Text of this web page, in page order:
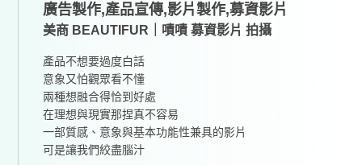
廣告製作,產品宣傳,影片製作,募資影片
美商 BEAUTIFUR｜嘖嘖 募資影片 拍攝
產品不想要過度白話
意象又怕觀眾看不懂
兩種想融合得恰到好處
在理想與現實那捏真不容易
一部質感、意象與基本功能性兼具的影片
可是讓我們絞盡腦汁